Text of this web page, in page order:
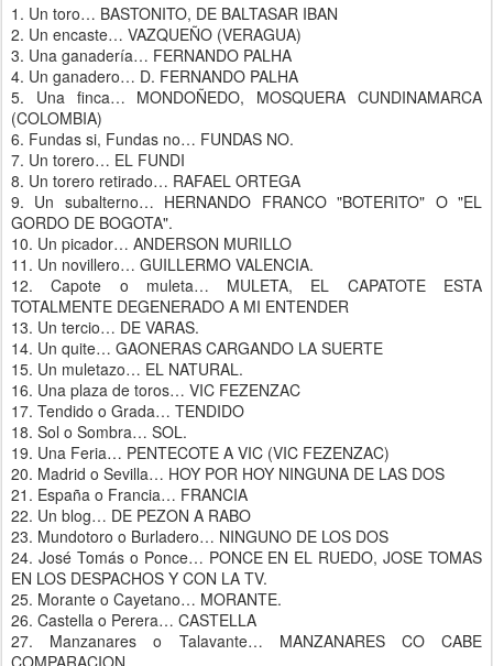
1. Un toro… BASTONITO, DE BALTASAR IBAN
2. Un encaste… VAZQUEÑO (VERAGUA)
3. Una ganadería… FERNANDO PALHA
4. Un ganadero… D. FERNANDO PALHA
5. Una finca… MONDOÑEDO, MOSQUERA CUNDINAMARCA
(COLOMBIA)
6. Fundas si, Fundas no… FUNDAS NO.
7. Un torero… EL FUNDI
8. Un torero retirado… RAFAEL ORTEGA
9. Un subalterno… HERNANDO FRANCO "BOTERITO" O "EL
GORDO DE BOGOTA".
10. Un picador… ANDERSON MURILLO
11. Un novillero… GUILLERMO VALENCIA.
12. Capote o muleta… MULETA, EL CAPATOTE ESTA
TOTALMENTE DEGENERADO A MI ENTENDER
13. Un tercio… DE VARAS.
14. Un quite… GAONERAS CARGANDO LA SUERTE
15. Un muletazo… EL NATURAL.
16. Una plaza de toros… VIC FEZENZAC
17. Tendido o Grada… TENDIDO
18. Sol o Sombra… SOL.
19. Una Feria… PENTECOTE A VIC (VIC FEZENZAC)
20. Madrid o Sevilla… HOY POR HOY NINGUNA DE LAS DOS
21. España o Francia… FRANCIA
22. Un blog… DE PEZON A RABO
23. Mundotoro o Burladero… NINGUNO DE LOS DOS
24. José Tomás o Ponce… PONCE EN EL RUEDO, JOSE TOMAS
EN LOS DESPACHOS Y CON LA TV.
25. Morante o Cayetano… MORANTE.
26. Castella o Perera… CASTELLA
27. Manzanares o Talavante… MANZANARES CO CABE
COMPARACION